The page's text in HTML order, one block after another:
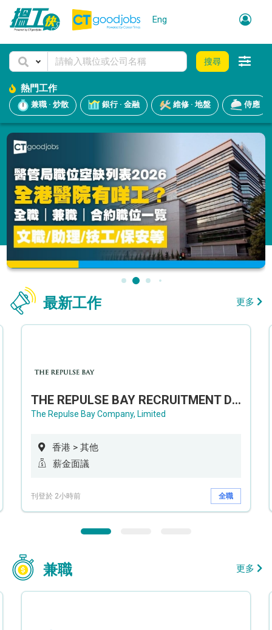
Eng
搜尋
熱門工作
兼職 · 炒散 銀行 · 金融 維修 · 地盤 侍應
最新工作 更多
THE REPULSE BAY RECRUITMENT DAY 淺水灣影灣園人才招聘會
The Repulse Bay Company, Limited
香港 > 其他
薪金面議
刊登於 2小時前 全職
兼職 更多